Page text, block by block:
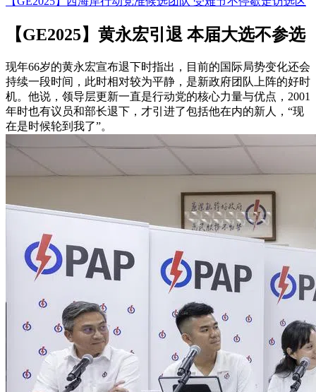
【GE2025】黄永宏引退 本届大选不参选
现年66岁的黄永宏宣布退下时指出，目前的国际局势变化还会
持续一段时间，此时相对较为平静，是新政府团队上阵的好时
机。他说，领导层更新一直是行动党的核心力量与优点，2001
年时也有议员和部长退下，才引进了包括他在内的新人，“现
在是时候轮到我了”。